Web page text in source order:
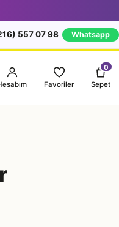
557 07 98 Whatsapp
Favoriler
0
Sepet